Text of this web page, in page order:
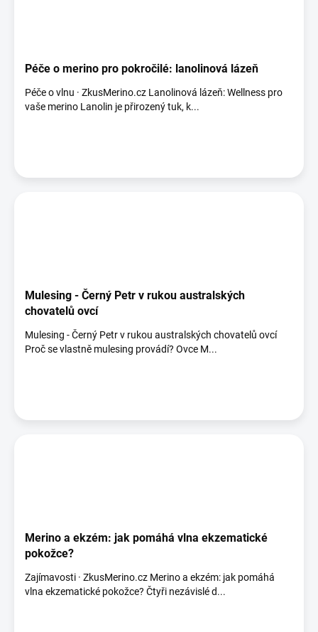
Péče o merino pro pokročilé: lanolinová lázeň
Péče o vlnu · ZkusMerino.cz Lanolinová lázeň: Wellness pro
vaše merino Lanolin je přirozený tuk, k...
Mulesing - Černý Petr v rukou australských
chovatelů ovcí
Mulesing - Černý Petr v rukou australských chovatelů ovcí
Proč se vlastně mulesing provádí? Ovce M...
Merino a ekzém: jak pomáhá vlna ekzematické
pokožce?
Zajímavosti · ZkusMerino.cz Merino a ekzém: jak pomáhá
vlna ekzematické pokožce? Čtyři nezávislé d...